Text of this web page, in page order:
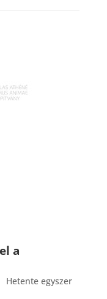
a
Hetente egyszer